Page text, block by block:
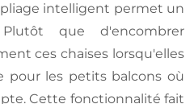
intelligent permet un
que d'encombrer
ces chaises lorsqu'elles
pour les petits balcons où
Cette fonctionnalité fait